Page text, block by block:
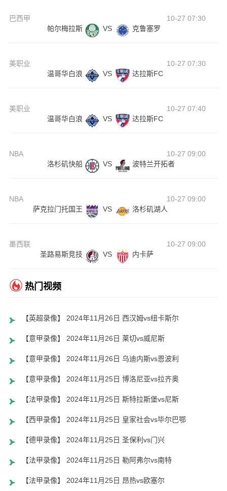
巴西甲
10-27 07:30
帕尔梅拉斯
VS 克鲁塞罗
美职业
10-27 07:30
温哥华白浪
VS 达拉斯FC
美职业
10-27 07:40
温哥华白浪
VS 达拉斯FC
NBA
10-27 09:00
洛杉矶快船
VS 波特兰开拓者
NBA
10-27 09:00
萨克拉门托国王
VS 洛杉矶湖人
墨西联
10-27 09:00
圣路易斯竞技
VS 内卡萨
热门视频
【英超录像】 2024年11月26日 西汉姆vs纽卡斯尔
【意甲录像】 2024年11月26日 莱切vs威尼斯
【意甲录像】 2024年11月26日 乌迪内斯vs恩波利
【意甲录像】 2024年11月25日 博洛尼亚vs拉齐奥
【法甲录像】 2024年11月25日 斯特拉斯堡vs尼斯
【西甲录像】 2024年11月25日 皇家社会vs毕尔巴鄂
【德甲录像】 2024年11月25日 圣保利vs门兴
【法甲录像】 2024年11月25日 勒阿弗尔vs南特
【法甲录像】 2024年11月25日 昂热vs欧塞尔